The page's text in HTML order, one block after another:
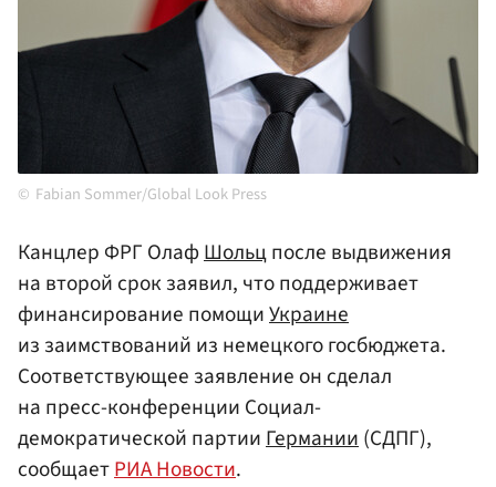
Fabian Sommer/Global Look Press
Канцлер ФРГ ОлафШольцпосле выдвижения
на второй срок заявил, что поддерживает
финансирование помощиУкраине
из заимствований из немецкого госбюджета.
Соответствующее заявление он сделал
на пресс-конференции Социал-
демократической партииГермании(СДПГ),
сообщаетРИА Новости.